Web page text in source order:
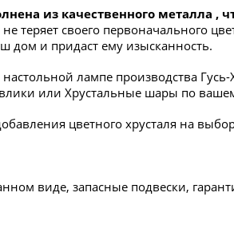
из качественного металла ,
теряет своего первоначального
дом и придаст ему изысканность.
лампе производства
или Хрустальные шары по
цветного хрусталя на
виде, запасные подвески,